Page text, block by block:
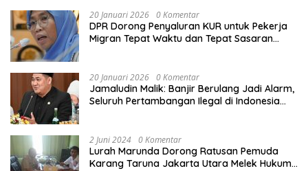
20 Januari 2026 0 Komentar
DPR Dorong Penyaluran KUR untuk Pekerja
Migran Tepat Waktu dan Tepat Sasaran
20 Januari 2026 0 Komentar
Jamaludin Malik: Banjir Berulang Jadi Alarm,
Seluruh Pertambangan Ilegal di Indonesia
2 Juni 2024 0 Komentar
Lurah Marunda Dorong Ratusan Pemuda
Karang Taruna Jakarta Utara Melek Hukum